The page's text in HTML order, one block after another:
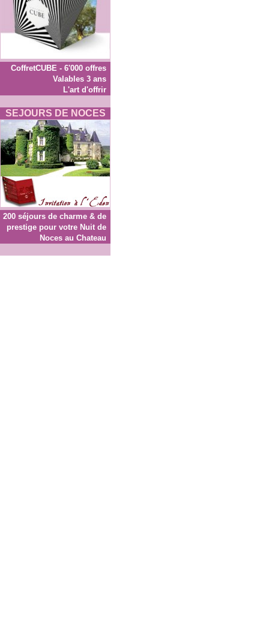
CoffretCUBE - 6'000 offres
Valables 3 ans
L'art d'offrir
SEJOURS DE NOCES
200 séjours de charme & de
prestige pour votre Nuit de
Noces au Chateau